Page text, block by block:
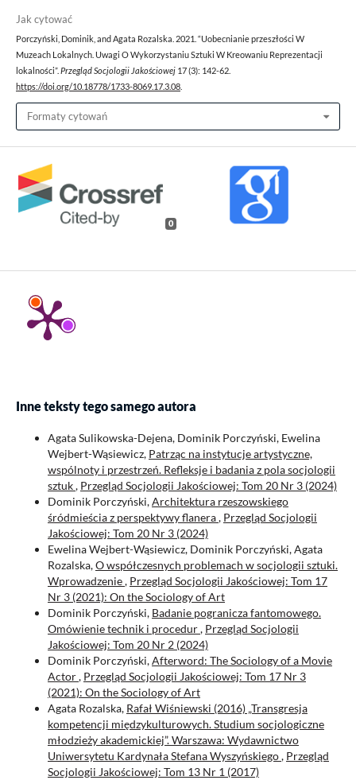
Jak cytować
Porczyński, Dominik, and Agata Rozalska. 2021. “Uobecnianie przeszłości W
Muzeach Lokalnych. Uwagi O Wykorzystaniu Sztuki W Kreowaniu Reprezentacji
lokalności”. Przegląd Socjologii Jakościowej 17 (3): 142-62.
https://doi.org/10.18778/1733-8069.17.3.08
Formaty cytowań
0
Inne teksty tego samego autora
Agata Sulikowska-Dejena, Dominik Porczyński, Ewelina
Wejbert-Wąsiewicz, Patrząc na instytucje artystyczne,
wspólnoty i przestrzeń. Refleksje i badania z pola socjologii
sztuk, Przegląd Socjologii Jakościowej: Tom 20 Nr 3 (2024)
Dominik Porczyński,Architektura rzeszowskiego
śródmieścia z perspektywy flanera, Przegląd Socjologii
Jakościowej: Tom 20 Nr 3 (2024)
Ewelina Wejbert-Wąsiewicz, Dominik Porczyński, Agata
Rozalska,O współczesnych problemach w socjologii sztuki.
Wprowadzenie, Przegląd Socjologii Jakościowej: Tom 17
Nr 3 (2021): On the Sociology of Art
Dominik Porczyński, Badanie pogranicza fantomowego.
Omówienie technik i procedur, Przegląd Socjologii
Jakościowej: Tom 20 Nr 2 (2024)
Dominik Porczyński,Afterword: The Sociology of a Movie
Actor, Przegląd Socjologii Jakościowej: Tom 17 Nr 3
(2021): On the Sociology of Art
Agata Rozalska, Rafał Wiśniewski (2016) „Transgresja
kompetencji międzykulturowych. Studium socjologiczne
młodzieży akademickiej”. Warszawa: Wydawnictwo
Uniwersytetu Kardynała Stefana Wyszyńskiego, Przegląd
Socjologii Jakościowej: Tom 13 Nr 1 (2017)